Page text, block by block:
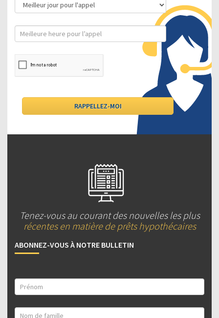
Tenez-vous au courant des nouvelles les plus
récentes en matière de prêts hypothécaires
ABONNEZ-VOUS À NOTRE BULLETIN